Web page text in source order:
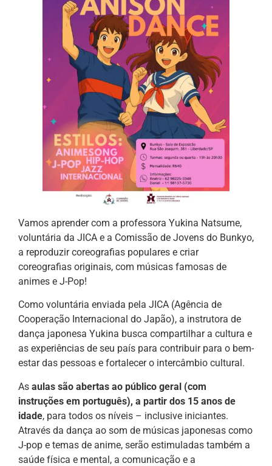
Vamos aprender com a professora Yukina Natsume,
voluntária da JICA e a Comissão de Jovens do Bunkyo,
a reproduzir coreografias populares e criar
coreografias originais, com músicas famosas de
animes e J-Pop!
Como voluntária enviada pela JICA (Agência de
Cooperação Internacional do Japão), a instrutora de
dança japonesa Yukina busca compartilhar a cultura e
as experiências de seu país para contribuir para o bem-
estar das pessoas e fortalecer o intercâmbio cultural.
As aulas são abertas ao público geral (com
instruções em português), a partir dos 15 anos de
idade, para todos os níveis – inclusive iniciantes.
Através da dança ao som de músicas japonesas como
J-pop e temas de anime, serão estimuladas também a
saúde física e mental, a comunicação e a